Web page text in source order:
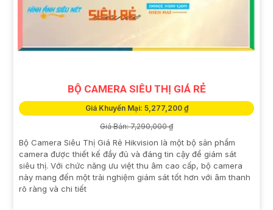
BỘ CAMERA SIÊU THỊ GIÁ RẺ
Giá Khuyến Mại: 5,277,200 ₫
Giá Bán: 7,290,000 ₫
Bộ Camera Siêu Thị Giá Rẻ Hikvision là một bộ sản phẩm
camera được thiết kế đầy đủ và đáng tin cậy để giám sát
siêu thị. Với chức năng ưu việt thu âm cao cấp, bộ camera
này mang đến một trải nghiệm giám sát tốt hơn với âm thanh
rõ ràng và chi tiết